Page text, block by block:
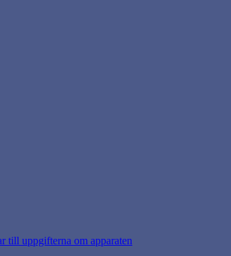
till uppgifterna om apparaten